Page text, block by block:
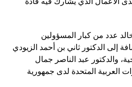
عدد من كبار المسؤولين
إلى الدكتور ثاني بن أحمد الزيودي
والدكتور عبد الناصر جمال
العربية المتحدة لدى جمهورية